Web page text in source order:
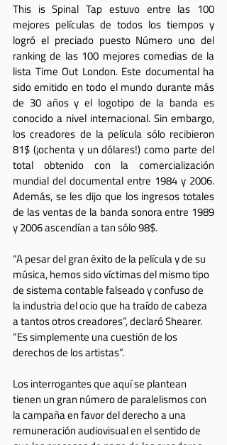
This is Spinal Tap estuvo entre las 100
mejores películas de todos los tiempos y
logró el preciado puesto Número uno del
ranking de las 100 mejores comedias de la
lista Time Out London. Este documental ha
sido emitido en todo el mundo durante más
de 30 años y el logotipo de la banda es
conocido a nivel internacional. Sin embargo,
los creadores de la película sólo recibieron
81$ (¡ochenta y un dólares!) como parte del
total obtenido con la comercialización
mundial del documental entre 1984 y 2006.
Además, se les dijo que los ingresos totales
de las ventas de la banda sonora entre 1989
y 2006 ascendían a tan sólo 98$.
“A pesar del gran éxito de la película y de su
música, hemos sido víctimas del mismo tipo
de sistema contable falseado y confuso de
la industria del ocio que ha traído de cabeza
a tantos otros creadores”, declaró Shearer.
“Es simplemente una cuestión de los
derechos de los artistas”.
Los interrogantes que aquí se plantean
tienen un gran número de paralelismos con
la campaña en favor del derecho a una
remuneración audiovisual en el sentido de